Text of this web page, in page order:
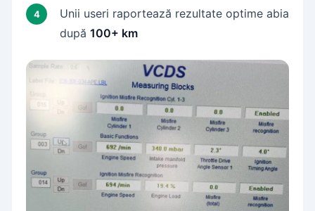
Unii useri raportează rezultate optime abia
după 100+ km